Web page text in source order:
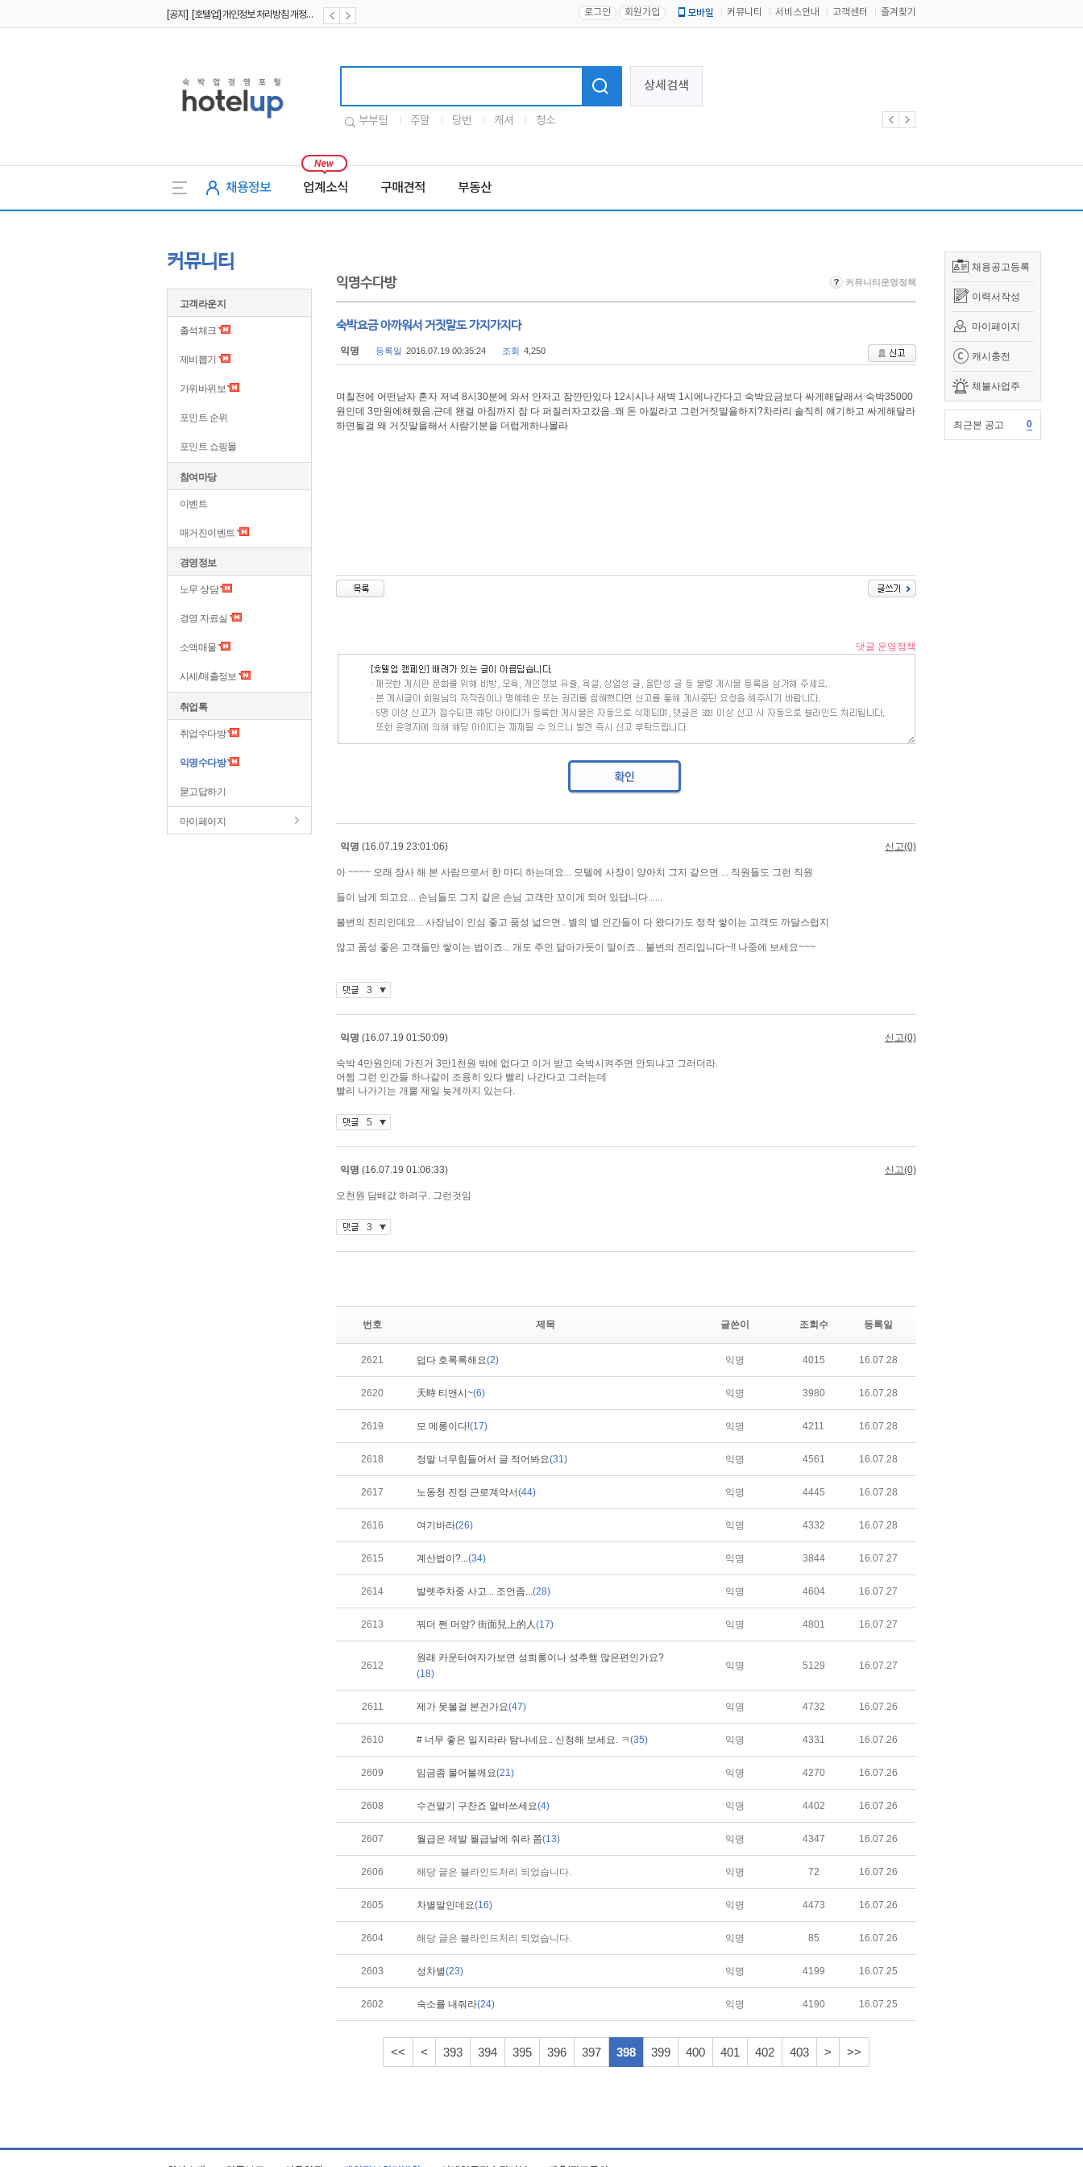
[공지] [호텔업] 개인정보 처리방침 개정본1 (19.09.02) 로그인 회원가입 모바일 커뮤니티 서비스안내 고객센터 즐겨찾기
상세검색
부부팀 주말 당번 캐셔 청소
채용정보 업계소식 구매견적 부동산
채용공고등록
이력서작성
마이페이지
캐시충전
체불사업주
최근본 공고 0
커뮤니티
고객라운지
출석체크
제비뽑기
가위바위보
포인트 순위
포인트 쇼핑몰
참여마당
이벤트
매거진이벤트
경영정보
노무 상담
경영 자료실
소액매물
시세/매출정보
취업톡
취업수다방
익명수다방
묻고답하기
마이페이지
익명수다방 커뮤니티운영정책
숙박요금 아까워서 거짓말도 가지가지다
익명 등록일 2016.07.19 00:35:24 조회 4,250
며칠전에 어떤남자 혼자 저녁 8시30분에 와서 안자고 잠깐만있다 12시시나 새벽 1시에나간다고 숙박요금보다 싸게해달래서 숙박35000
원인데 3만원에해줬음.근데 왠걸 아침까지 잠 다 퍼질러자고갔음..왜 돈 아낄라고 그런거짓말을하지?차라리 솔직히 얘기하고 싸게해달라
하면될걸 왜 거짓말을해서 사람기분을 더럽게하나몰라
번호 제목 글쓴이 조회수 등록일
2621 덥다 호록록해요(2) 익명 4015 16.07.28
2620 天時 티앤시~(6) 익명 3980 16.07.28
2619 모 메롱이다!(17) 익명 4211 16.07.28
2618 정말 너무힘들어서 글 적어봐요(31) 익명 4561 16.07.28
2617 노동청 진정 근로계약서(44) 익명 4445 16.07.28
2616 여기바라(26) 익명 4332 16.07.28
2615 계산법이?...(34) 익명 3844 16.07.27
2614 발렛주차중 사고... 조언좀...(28) 익명 4604 16.07.27
2613 꿔더 쩐 머양? 街面兒上的人(17) 익명 4801 16.07.27
2612
원래 카운터여자가보면 성희롱이나 성추행 많은편인가요?
(18)
익명 5129 16.07.27
2611 제가 못볼걸 본건가요(47) 익명 4732 16.07.26
2610 # 너무 좋은 일지라라 탐나네요.. 신청해 보세요. ㅋ(35) 익명 4331 16.07.26
2609 임금좀 물어볼께요(21) 익명 4270 16.07.26
2608 수건말기 구찬죠 알바쓰세요(4) 익명 4402 16.07.26
2607 월급은 제발 월급날에 줘라 쫌(13) 익명 4347 16.07.26
2606 해당 글은 블라인드처리 되었습니다. 익명 72 16.07.26
2605 차별말인데요(16) 익명 4473 16.07.26
2604 해당 글은 블라인드처리 되었습니다. 익명 85 16.07.26
2603 성차별(23) 익명 4199 16.07.25
2602 숙소를 내줘라(24) 익명 4190 16.07.25
<< < 393 394 395 396 397 398 399 400 401 402 403 > >>